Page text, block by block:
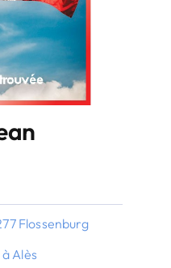
Flossenburg
Alès